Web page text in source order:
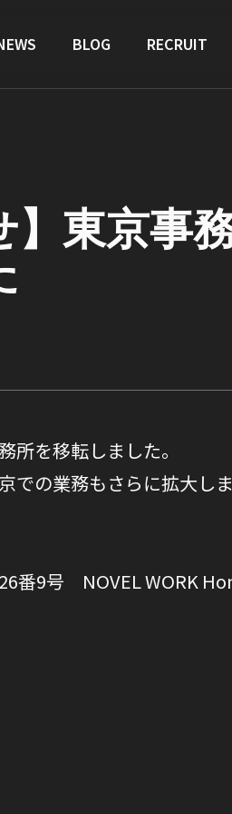
BLOG RECRUIT
】東京事
所を移転しました。
での業務もさらに拡大し
番9号 NOVEL WORK